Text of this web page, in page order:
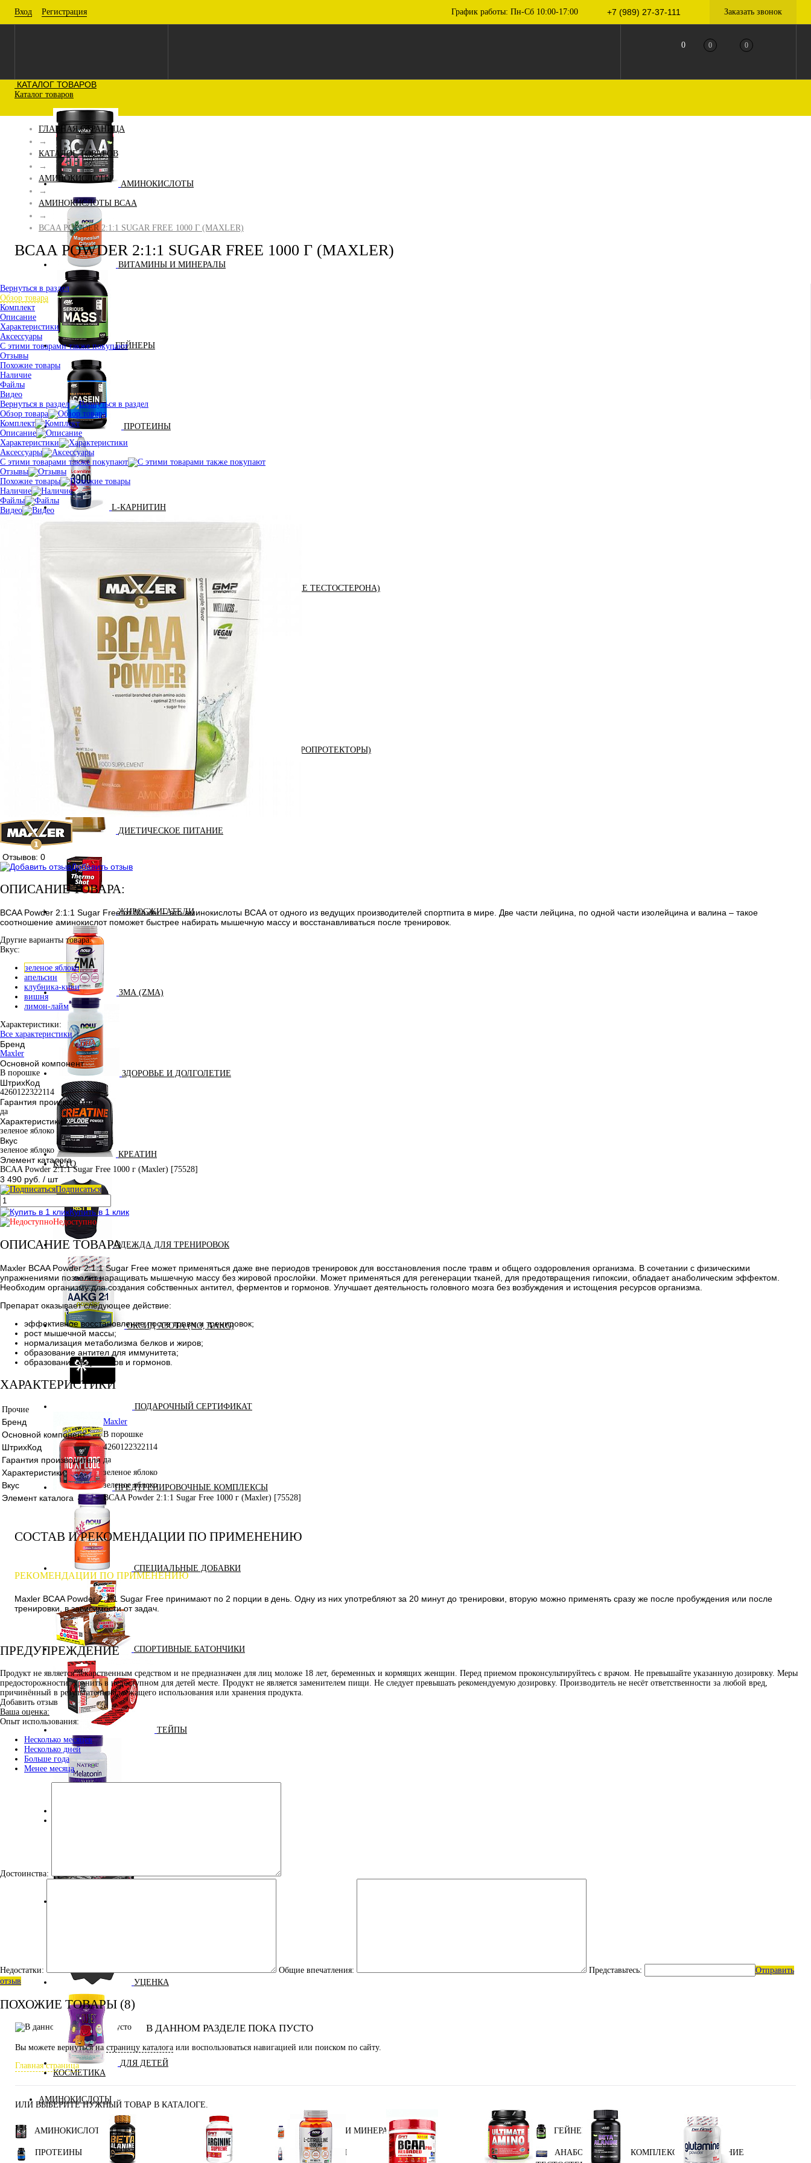
Вход Регистрация График работы: Пн-Сб 10:00-17:00 +7 (989) 27-37-111 Заказать звонок
0 0 0
КАТАЛОГ ТОВАРОВ
Каталог товаров
АМИНОКИСЛОТЫ
ВИТАМИНЫ И МИНЕРАЛЫ
ГЕЙНЕРЫ
ПРОТЕИНЫ
L-КАРНИТИН
АНАБОЛИЧЕСКИЕ КОМПЛЕКСЫ(ПОВЫШЕНИЕ ТЕСТОСТЕРОНА)
АКСЕССУАРЫ
ДОБАВКИ ДЛЯ СУСТАВОВ И СВЯЗОК (ХОНДРОПРОТЕКТОРЫ)
ДИЕТИЧЕСКОЕ ПИТАНИЕ
ЖИРОСЖИГАТЕЛИ
ЗМА (ZMA)
ЗДОРОВЬЕ И ДОЛГОЛЕТИЕ
КРЕАТИН
KETO
ОДЕЖДА ДЛЯ ТРЕНИРОВОК
ОКСИД АЗОТА (NO, AAKG)
ПОДАРОЧНЫЙ СЕРТИФИКАТ
ПРЕДТРЕНИРОВОЧНЫЕ КОМПЛЕКСЫ
СПЕЦИАЛЬНЫЕ ДОБАВКИ
СПОРТИВНЫЕ БАТОНЧИКИ
ТЕЙПЫ
УЦЕНКА
ДЛЯ ДЕТЕЙ
КОСМЕТИКА
АМИНОКИСЛОТЫ
ГЛАВНАЯ СТРАНИЦА
→
КАТАЛОГ ТОВАРОВ
→
АМИНОКИСЛОТЫ
→
АМИНОКИСЛОТЫ BCAA
→
BCAA POWDER 2:1:1 SUGAR FREE 1000 Г (MAXLER)
BCAA POWDER 2:1:1 SUGAR FREE 1000 Г (MAXLER)
Вернуться в раздел
Обзор товара
Комплект
Описание
Характеристики
Аксессуары
С этими товарами также покупают
Отзывы
Похожие товары
Наличие
Файлы
Видео
Вернуться в раздел
Обзор товара
Комплект
Описание
Характеристики
Аксессуары
С этими товарами также покупают
Отзывы
Похожие товары
Наличие
Файлы
Видео
Отзывов: 0
Добавить отзыв
ОПИСАНИЕ ТОВАРА:
BCAA Powder 2:1:1 Sugar Free от Maxler – это аминокислоты ВСАА от одного из ведущих производителей спортпита в мире. Две части лейцина, по одной части изолейцина и валина – такое
соотношение аминокислот поможет быстрее набирать мышечную массу и восстанавливаться после тренировок.
Другие варианты товара:
Вкус:
зеленое яблоко
апельсин
клубника-киви
вишня
лимон-лайм
Характеристики:
Все характеристики
Бренд
Maxler
Основной компонент
В порошке
ШтрихКод
4260122322114
Гарантия производителя
да
Характеристики
зеленое яблоко
Вкус
зеленое яблоко
Элемент каталога
BCAA Powder 2:1:1 Sugar Free 1000 г (Maxler) [75528]
3 490 руб. / шт
Подписаться
Купить в 1 клик
Недоступно
ОПИСАНИЕ ТОВАРА
Maxler BCAA Powder 2:1:1 Sugar Free может применяться даже вне периодов тренировок для восстановления после травм и общего оздоровления организма. В сочетании с физическими
упражнениями позволит наращивать мышечную массу без жировой прослойки. Может применяться для регенерации тканей, для предотвращения гипоксии, обладает анаболическим эффектом.
Необходим организму для создания собственных антител, ферментов и гормонов. Улучшает деятельность головного мозга без возбуждения и истощения ресурсов организма.
Препарат оказывает следующее действие:
эффективное восстановление после травм и тренировок;
рост мышечной массы;
нормализация метаболизма белков и жиров;
образование антител для иммунитета;
образование ферментов и гормонов.
ХАРАКТЕРИСТИКИ
Прочие
Бренд Maxler
Основной компонент В порошке
ШтрихКод 4260122322114
Гарантия производителя да
Характеристики зеленое яблоко
Вкус зеленое яблоко
Элемент каталога BCAA Powder 2:1:1 Sugar Free 1000 г (Maxler) [75528]
СОСТАВ И РЕКОМЕНДАЦИИ ПО ПРИМЕНЕНИЮ
РЕКОМЕНДАЦИИ ПО ПРИМЕНЕНИЮ
Maxler BCAA Powder 2:1:1 Sugar Free принимают по 2 порции в день. Одну из них употребляют за 20 минут до тренировки, вторую можно применять сразу же после пробуждения или после
тренировки, в зависимости от задач.
ПРЕДУПРЕЖДЕНИЕ
Продукт не является лекарственным средством и не предназначен для лиц моложе 18 лет, беременных и кормящих женщин. Перед приемом проконсультируйтесь с врачом. Не превышайте указанную дозировку. Меры
предосторожности: хранить в недоступном для детей месте. Продукт не является заменителем пищи. Не следует превышать рекомендуемую дозировку. Производитель не несёт ответственности за любой вред,
причинённый в результате ненадлежащего использования или хранения продукта.
Добавить отзыв
Ваша оценка:
Опыт использования:
Несколько месяцев
Несколько дней
Больше года
Менее месяца
Достоинства:
Недостатки: Общие впечатления: Представьтесь:
Отправить
отзыв
ПОХОЖИЕ ТОВАРЫ (8)
В ДАННОМ РАЗДЕЛЕ ПОКА ПУСТО
Вы можете вернуться на страницу каталога или воспользоваться навигацией или поиском по сайту.
Главная страница
ИЛИ ВЫБЕРИТЕ НУЖНЫЙ ТОВАР В КАТАЛОГЕ.
АМИНОКИСЛОТЫ ВИТАМИНЫ И МИНЕРАЛЫ ГЕЙНЕРЫ
ПРОТЕИНЫ L-КАРНИТИН
АНАБОЛИЧЕСКИЕ КОМПЛЕКСЫ(ПОВЫШЕНИЕ